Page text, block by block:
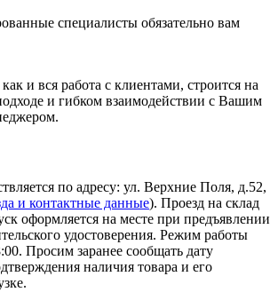
специалисты обязательно вам
и вся работа с клиентами, строится на
и гибком взаимодействии с Вашим
по адресу: ул. Верхние Поля, д.52,
и контактные данные). Проезд на склад
оформляется на месте при предъявлении
удостоверения. Режим работы
Просим заранее сообщать дату
наличия товара и его